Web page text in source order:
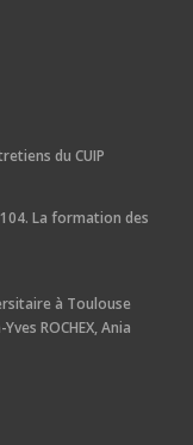
du CUIP
La formation des
à Toulouse
ROCHEX, Ania